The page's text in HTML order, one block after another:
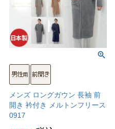
メンズ ロングガウン 長袖 前
開き 衿付き メルトンフリース
0917